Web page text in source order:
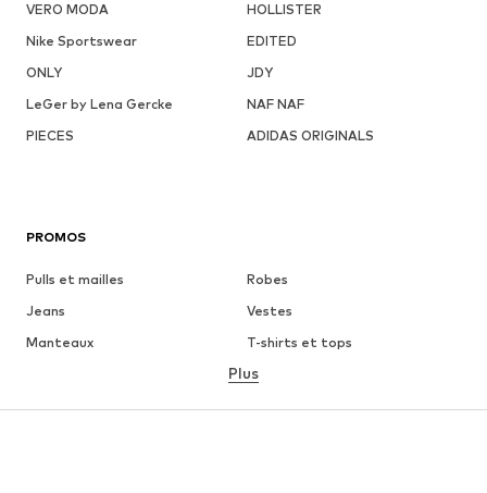
VERO MODA
HOLLISTER
Nike Sportswear
EDITED
ONLY
JDY
LeGer by Lena Gercke
NAF NAF
PIECES
ADIDAS ORIGINALS
PROMOS
Pulls et mailles
Robes
Jeans
Vestes
Manteaux
T-shirts et tops
Lingerie
Jupes
Blouses et tuniques
Plus